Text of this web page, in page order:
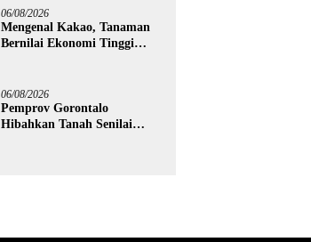
06/08/2026
Mengenal Kakao, Tanaman
Bernilai Ekonomi Tinggi
Petani Boalemo
06/08/2026
Pemprov Gorontalo
Hibahkan Tanah Senilai